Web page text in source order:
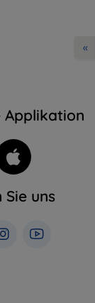
«
Applikation
Sie uns